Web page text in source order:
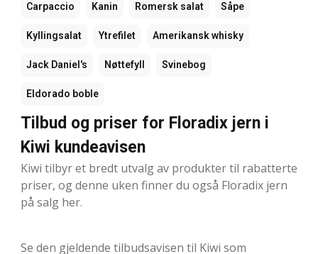
Carpaccio Kanin Romersk salat Såpe
Kyllingsalat Ytrefilet Amerikansk whisky
Jack Daniel's Nøttefyll Svinebog
Eldorado boble
Tilbud og priser for Floradix jern i
Kiwi kundeavisen
Kiwi tilbyr et bredt utvalg av produkter til rabatterte
priser, og denne uken finner du også Floradix jern
på salg her.
Se den gjeldende tilbudsavisen til Kiwi som